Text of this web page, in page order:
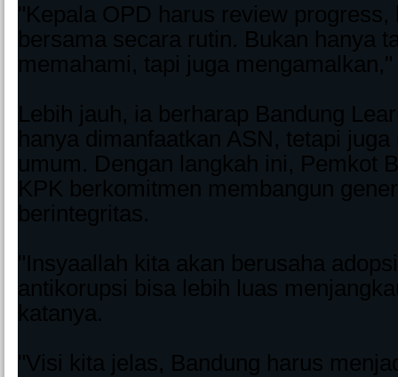
"Kepala OPD harus review progress,
bersama secara rutin. Bukan hanya
memahami, tapi juga
Lebih jauh, ia berharap Bandung
hanya dimanfaatkan ASN, tetapi
umum. Dengan langkah ini, Pemkot
KPK berkomitmen membangun
berintegritas.
"Insyaallah kita akan berusaha
antikorupsi bisa lebih luas
katanya.
"Visi kita jelas, Bandung harus